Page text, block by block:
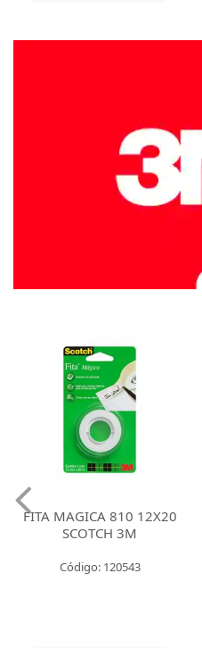
FITA MAGICA 810 12X20
SCOTCH 3M
Código: 120543